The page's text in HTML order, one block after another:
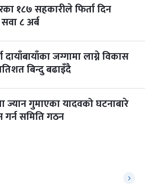
१८७ सहकारीले फिर्ता दिन
८ अर्ब
दायाँबायाँका जग्गामा लाग्ने विकास
बिन्दु बढाइँदै
ज्यान गुमाएका यादवको घटनाबारे
गर्न समिति गठन